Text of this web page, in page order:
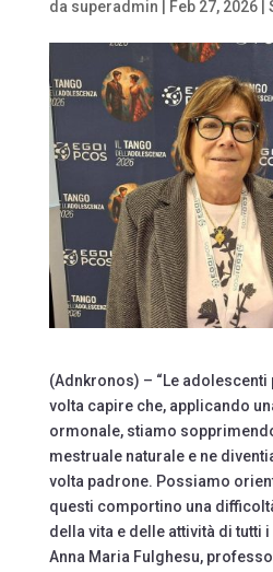
da superadmin Feb 27, 2026|
(Adnkronos) – “Le
volta capire che, applicando
ormonale, stiamo
mestruale naturale e ne
volta padrone. Possiamo
questi comportino una
della vita e delle attività di tutti
Anna Maria Fulghesu,